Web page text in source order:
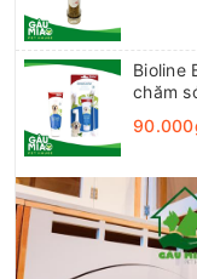
Bioline
chăm